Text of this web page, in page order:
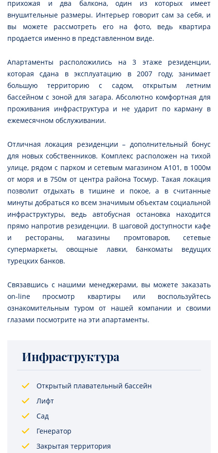
прихожая и два балкона, один из которых имеет
внушительные размеры. Интерьер говорит сам за себя, и
вы можете рассмотреть его на фото, ведь квартира
продается именно в представленном виде.
Апартаменты расположились на 3 этаже резиденции,
которая сдана в эксплуатацию в 2007 году, занимает
большую территорию с садом, открытым летним
бассейном с зоной для загара. Абсолютно комфортная для
проживания инфраструктура и не ударит по карману в
ежемесячном обслуживании.
Отличная локация резиденции – дополнительный бонус
для новых собственников. Комплекс расположен на тихой
улице, рядом с парком и сетевым магазином А101, в 1000м
от моря и в 750м от центра района Тосмур. Такая локация
позволит отдыхать в тишине и покое, а в считанные
минуты добраться ко всем значимым объектам социальной
инфраструктуры, ведь автобусная остановка находится
прямо напротив резиденции. В шаговой доступности кафе
и рестораны, магазины промтоваров, сетевые
супермаркеты, овощные лавки, банкоматы ведущих
турецких банков.
Связавшись с нашими менеджерами, вы можете заказать
on-line просмотр квартиры или воспользуйтесь
ознакомительным туром от нашей компании и своими
глазами посмотрите на эти апартаменты.
Инфраструктура
Открытый плавательный бассейн
Лифт
Сад
Генератор
Закрытая территория